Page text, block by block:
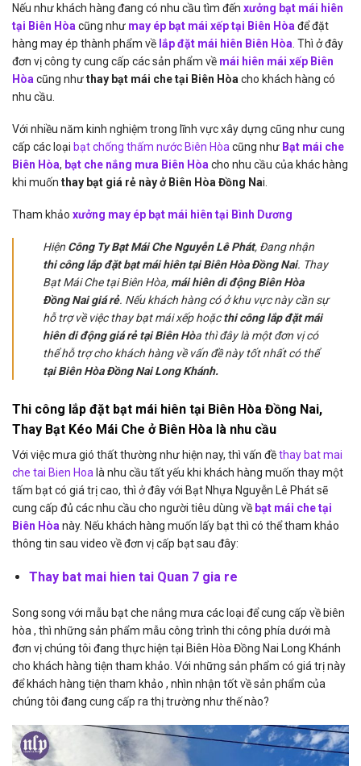
Nếu như khách hàng đang có nhu cầu tìm đến xưởng bạt mái hiên
tại Biên Hòa cũng như may ép bạt mái xếp tại Biên Hòa để đặt
hàng may ép thành phẩm về lắp đặt mái hiên Biên Hòa . Thì ở đây
đơn vị công ty cung cấp các sản phẩm về mái hiên mái xếp Biên
Hòa cũng nhưthay bạt mái che tại Biên Hòa cho khách hàng có
nhu cầu.
Với nhiều năm kinh nghiệm trong lĩnh vực xây dựng cũng như cung
cấp các loại bạt chống thấm nước Biên Hòa cũng như Bạt mái che
Biên Hòa, bạt che nắng mưa Biên Hòa cho nhu cầu của khác hàng
khi muốn thay bạt giá rẻ này ở Biên Hòa Đồng Nai.
Tham khảo xưởng may ép bạt mái hiên tại Bình Dương
Hiện Công Ty Bạt Mái Che Nguyễn Lê Phát, Đang nhận
thi công lắp đặt bạt mái hiên tại Biên Hòa Đồng Nai. Thay
Bạt Mái Che tại Biên Hòa, mái hiên di động Biên Hòa
Đồng Nai giá rẻ. Nếu khách hàng có ở khu vực này cần sự
hỗ trợ về việc thay bạt mái xếp hoặcthi công lắp đặt mái
hiên di động giá rẻ tại Biên Hòa thì đây là một đơn vị có
thể hỗ trợ cho khách hàng về vấn đề này tốt nhất có thể
tại Biên Hòa Đồng Nai Long Khánh.
Thi công lắp đặt bạt mái hiên tại Biên Hòa Đồng Nai,
Thay Bạt Kéo Mái Che ở Biên Hòa là nhu cầu
Với việc mưa gió thất thường như hiện nay, thì vấn đềthay bat mai
che tai Bien Hoa là nhu cầu tất yếu khi khách hàng muốn thay một
tấm bạt có giá trị cao, thì ở đây với Bạt Nhựa Nguyễn Lê Phát sẽ
cung cấp đủ các nhu cầu cho người tiêu dùng về bạt mái che tại
Biên Hòanày. Nếu khách hàng muốn lấy bạt thì có thể tham khảo
thông tin sau video về đơn vị cấp bạt sau đây:
Thay bat mai hien tai Quan 7 gia re
Song song với mẫu bạt che nắng mưa các loại để cung cấp về biên
hòa , thì những sản phẩm mẫu công trình thi công phía dưới mà
đơn vị chúng tôi đang thực hiện tại Biên Hòa Đồng Nai Long Khánh
cho khách hàng tiện tham khảo. Với những sản phẩm có giá trị này
để khách hàng tiện tham khảo , nhìn nhận tốt về sản phẩm của
chúng tôi đang cung cấp ra thị trường như thế nào?